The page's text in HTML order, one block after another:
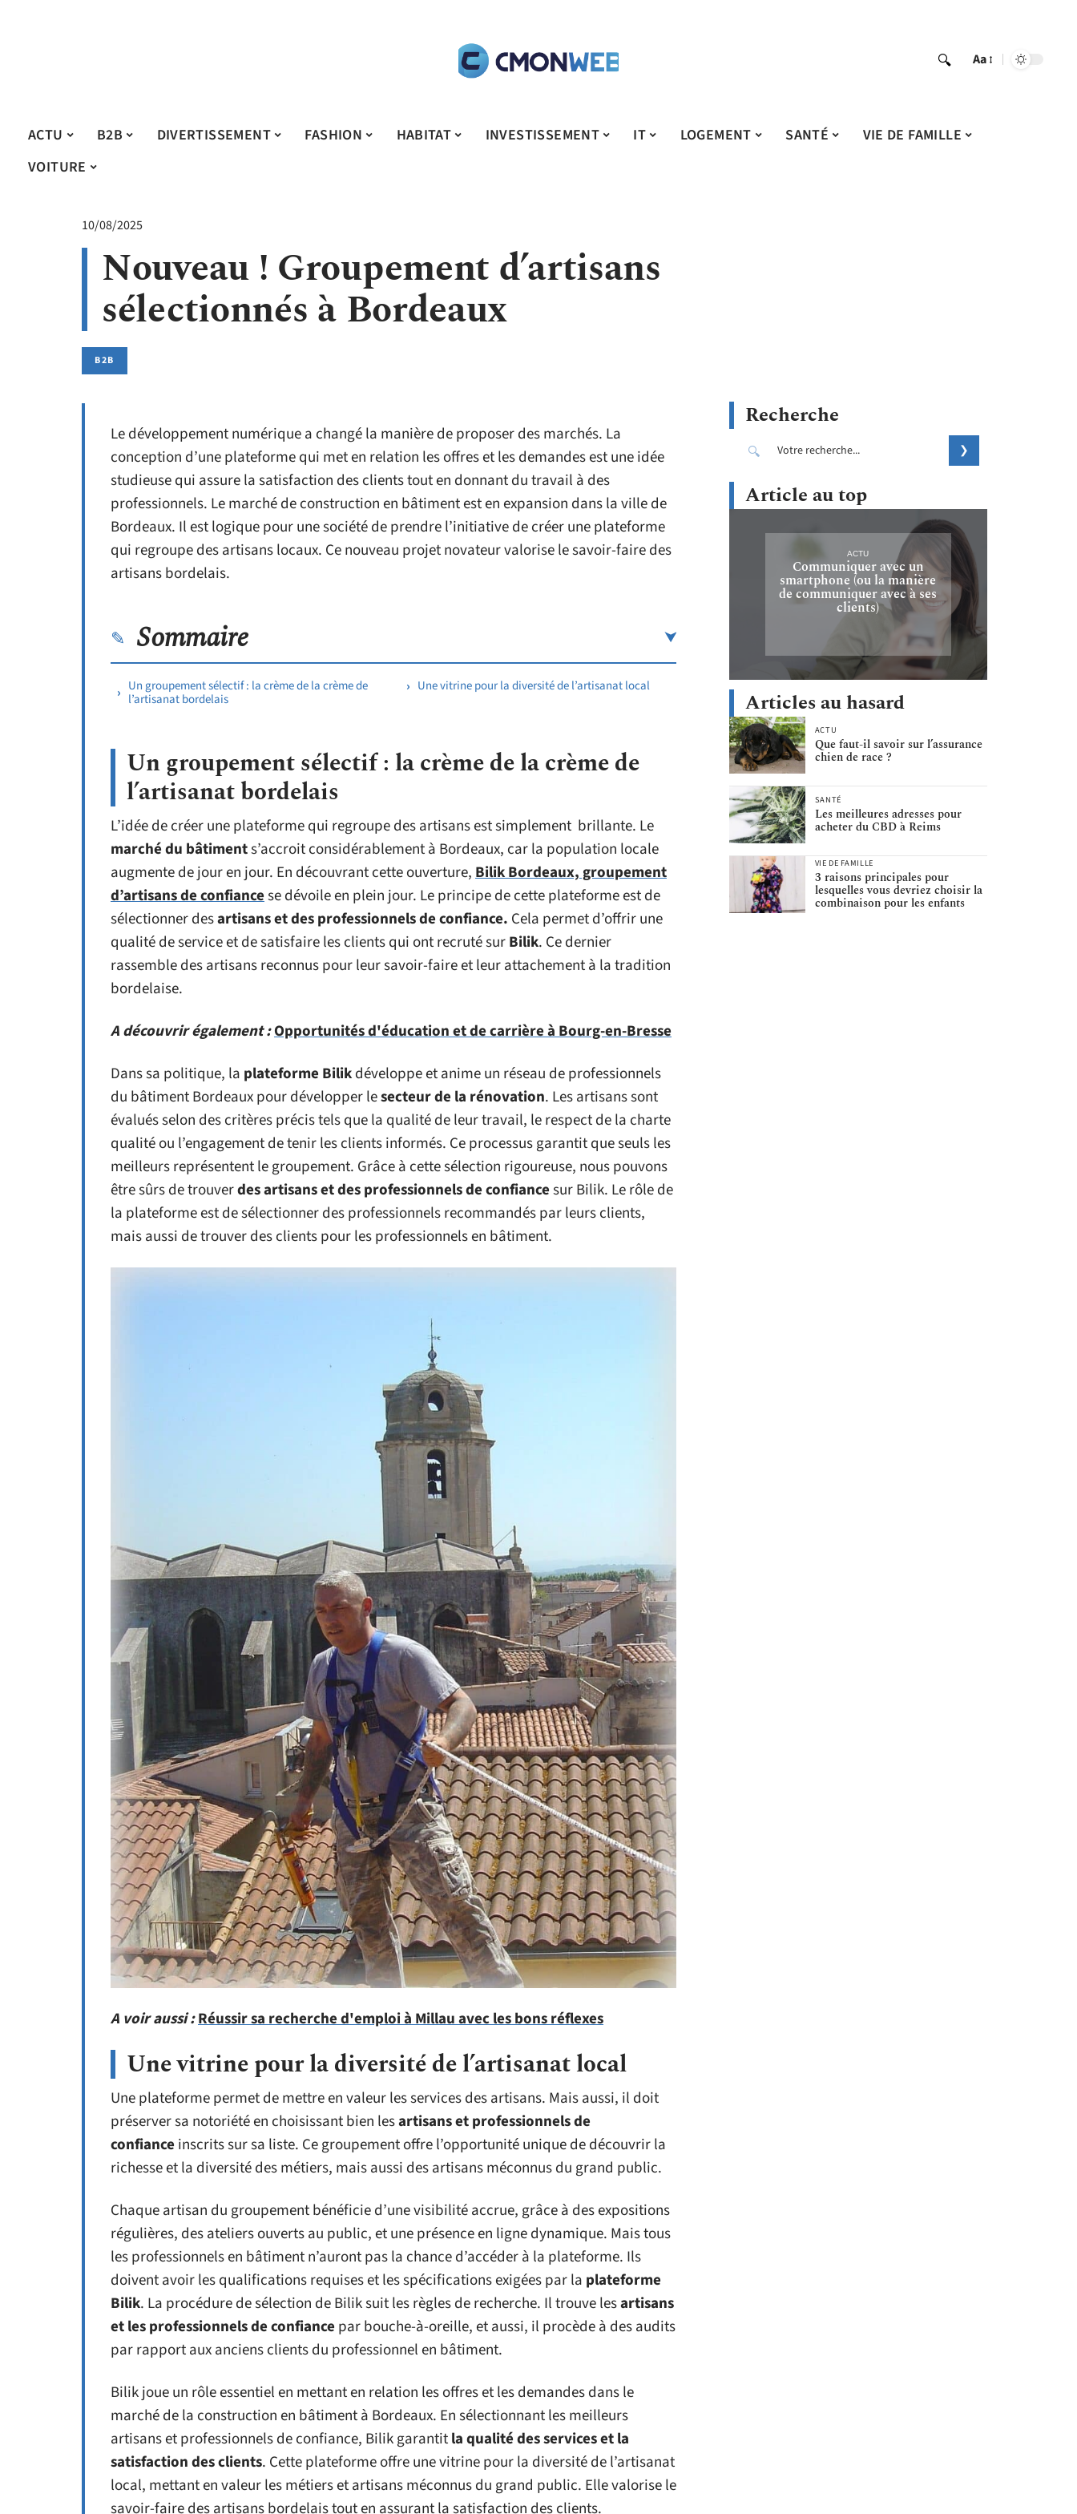
Aa
ACTU B2B DIVERTISSEMENT FASHION HABITAT INVESTISSEMENT IT LOGEMENT SANTÉ
VIE DE FAMILLE
VOITURE
10/08/2025
Nouveau ! Groupement d’artisans
sélectionnés à Bordeaux
B2B
Le développement numérique a changé la manière de proposer des marchés. La
conception d’une plateforme qui met en relation les offres et les demandes est une idée
studieuse qui assure la satisfaction des clients tout en donnant du travail à des
professionnels. Le marché de construction en bâtiment est en expansion dans la ville de
Bordeaux. Il est logique pour une société de prendre l’initiative de créer une plateforme
qui regroupe des artisans locaux. Ce nouveau projet novateur valorise le savoir-faire des
artisans bordelais.
Sommaire
Un groupement sélectif : la crème de la crème de
l’artisanat bordelais
Une vitrine pour la diversité de l’artisanat local
Un groupement sélectif : la crème de la crème de
l’artisanat bordelais
L’idée de créer une plateforme qui regroupe des artisans est simplement brillante. Le
marchédu bâtiments’accroit considérablement à Bordeaux, car la population locale
augmente de jour en jour. En découvrant cette ouverture,Bilik Bordeaux, groupement
d’artisans de confiancese dévoile en plein jour. Le principe de cette plateforme est de
sélectionner desartisans et des professionnels deconfiance. Cela permet d’offrir une
qualité de service et de satisfaire les clients qui ont recruté surBilik. Ce dernier
rassemble des artisans reconnus pour leur savoir-faire et leur attachement à la tradition
bordelaise.
A découvrir également :Opportunités d'éducation et de carrière à Bourg-en-Bresse
Dans sa politique, la plateforme Bilikdéveloppe et anime un réseau de professionnels
du bâtiment Bordeaux pour développer lesecteur de la rénovation. Les artisans sont
évalués selon des critères précis tels que la qualité de leur travail, le respect de la charte
qualité ou l’engagement de tenir les clients informés. Ce processus garantit que seuls les
meilleurs représentent le groupement. Grâce à cette sélection rigoureuse, nous pouvons
être sûrs de trouverdes artisans et desprofessionnels de confiancesur Bilik. Le rôle de
la plateforme est de sélectionner des professionnels recommandés par leurs clients,
mais aussi de trouver des clients pour les professionnels en bâtiment.
A voir aussi :Réussir sa recherche d'emploi à Millau avec les bons réflexes
Une vitrine pour la diversité de l’artisanat local
Une plateforme permet de mettre en valeur les services des artisans. Mais aussi, il doit
préserver sa notoriété en choisissant bien lesartisans et professionnels de
confiance inscrits sur sa liste. Ce groupement offre l’opportunité unique de découvrir la
richesse et la diversité des métiers, mais aussi des artisans méconnus du grand public.
Chaque artisan du groupement bénéficie d’une visibilité accrue, grâce à des expositions
régulières, des ateliers ouverts au public, et une présence en ligne dynamique. Mais tous
les professionnels en bâtiment n’auront pas la chance d’accéder à la plateforme. Ils
doivent avoir les qualifications requises et les spécifications exigées par la plateforme
Bilik. La procédure de sélection de Bilik suit les règles de recherche. Il trouve lesartisans
et les professionnels de confiance par bouche-à-oreille, et aussi, il procède à des audits
par rapport aux anciens clients du professionnel en bâtiment.
Bilik joue un rôle essentiel en mettant en relation les offres et les demandes dans le
marché de la construction en bâtiment à Bordeaux. En sélectionnant les meilleurs
artisans et professionnels de confiance, Bilik garantitla qualité des services et la
satisfaction des clients. Cette plateforme offre une vitrine pour la diversité de l’artisanat
local, mettant en valeur les métiers et artisans méconnus du grand public. Elle valorise le
savoir-faire des artisans bordelais tout en assurant la satisfaction des clients.
Recherche
Article au top
ACTU
Communiquer avec un
smartphone (ou la manière
de communiquer avec à ses
clients)
Articles au hasard
ACTU
Que faut-il savoir sur l’assurance
chien de race ?
SANTÉ
Les meilleures adresses pour
acheter du CBD à Reims
VIE DE FAMILLE
3 raisons principales pour
lesquelles vous devriez choisir la
combinaison pour les enfants